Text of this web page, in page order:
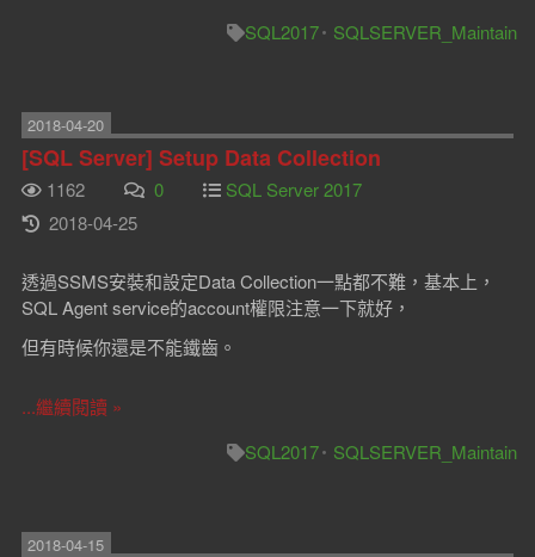
SQL2017
SQLSERVER_Maintain
2018-04-20
[SQL Server] Setup Data Collection
1162 0
SQL Server 2017
2018-04-25
透過SSMS安裝和設定Data Collection一點都不難，基本上，
SQL Agent service的account權限注意一下就好，
但有時候你還是不能鐵齒。
...繼續閱讀 »
SQL2017
SQLSERVER_Maintain
2018-04-15